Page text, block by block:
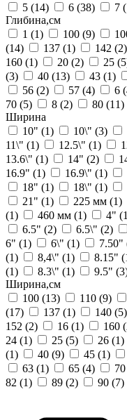
5 (14) 6 (38) 7
Глибина,см
1 (1) 100 (9)
(14)
137 (1) 142 (2)
160 (1) 20 (2) 25
(3)
40 (13) 43 (1)
56 (2) 57 (4) 6
70 (5) 8 (2) 80 (11)
Ширина
10" (1) 10\" (3)
11\" (1) 12.5\" (1)
13.6\" (1) 14" (2)
16.9" (1) 16.9\" (1)
18" (1) 18\" (1)
21" (1) 225 мм (1)
(1)
460 мм (1) 4"
6.5" (2) 6.5\" (2)
6" (1) 6\" (1) 7.50"
(1)
8,4\" (1) 8.15"
(1)
8.3\" (1) 9.5"
Ширина,см
100 (13) 110 (9)
(17)
137 (1) 140 (5)
152 (2) 16 (1) 160
24 (1) 25 (5) 26 (1)
(1)
40 (9) 45 (1)
63 (1) 65 (4) 70
82 (1) 89 (2) 90 (7)